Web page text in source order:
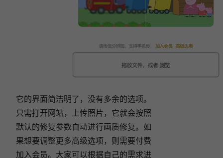
它的界面简洁明了，没有多余的选项。
只需打开网站，上传照片，它就会按照
默认的修复参数自动进行画质修复。如
果想要调整更多高级选项，则需要付费
加入会员。大家可以根据自己的需求进